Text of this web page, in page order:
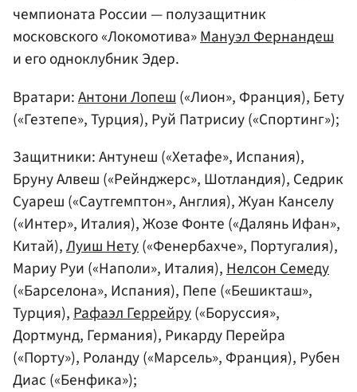
чемпионата России — полузащитник
московского «Локомотива»Мануэл Фернандеш
и его одноклубник Эдер.
Вратари:Антони Лопеш («Лион», Франция), Бету
(«Гезтепе», Турция), Руй Патрисиу («Спортинг»);
Защитники: Антунеш («Хетафе», Испания),
Бруну Алвеш («Рейнджерс», Шотландия), Седрик
Суареш («Саутгемптон», Англия), Жуан Канселу
(«Интер», Италия), Жозе Фонте («Далянь Ифан»,
Китай),Луиш Нету(«Фенербахче», Португалия),
Мариу Руи («Наполи», Италия),Нелсон Семеду
(«Барселона», Испания), Пепе («Бешикташ»,
Турция),Рафаэл Геррейру(«Боруссия»,
Дортмунд, Германия), Рикарду Перейра
(«Порту»), Роланду («Марсель», Франция), Рубен
Диас («Бенфика»);